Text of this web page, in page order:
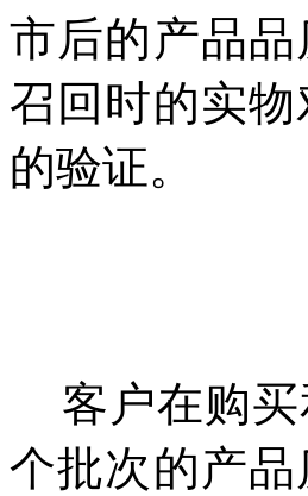
市后的产品
召回时的实
的验证。
客户在购
个批次的产